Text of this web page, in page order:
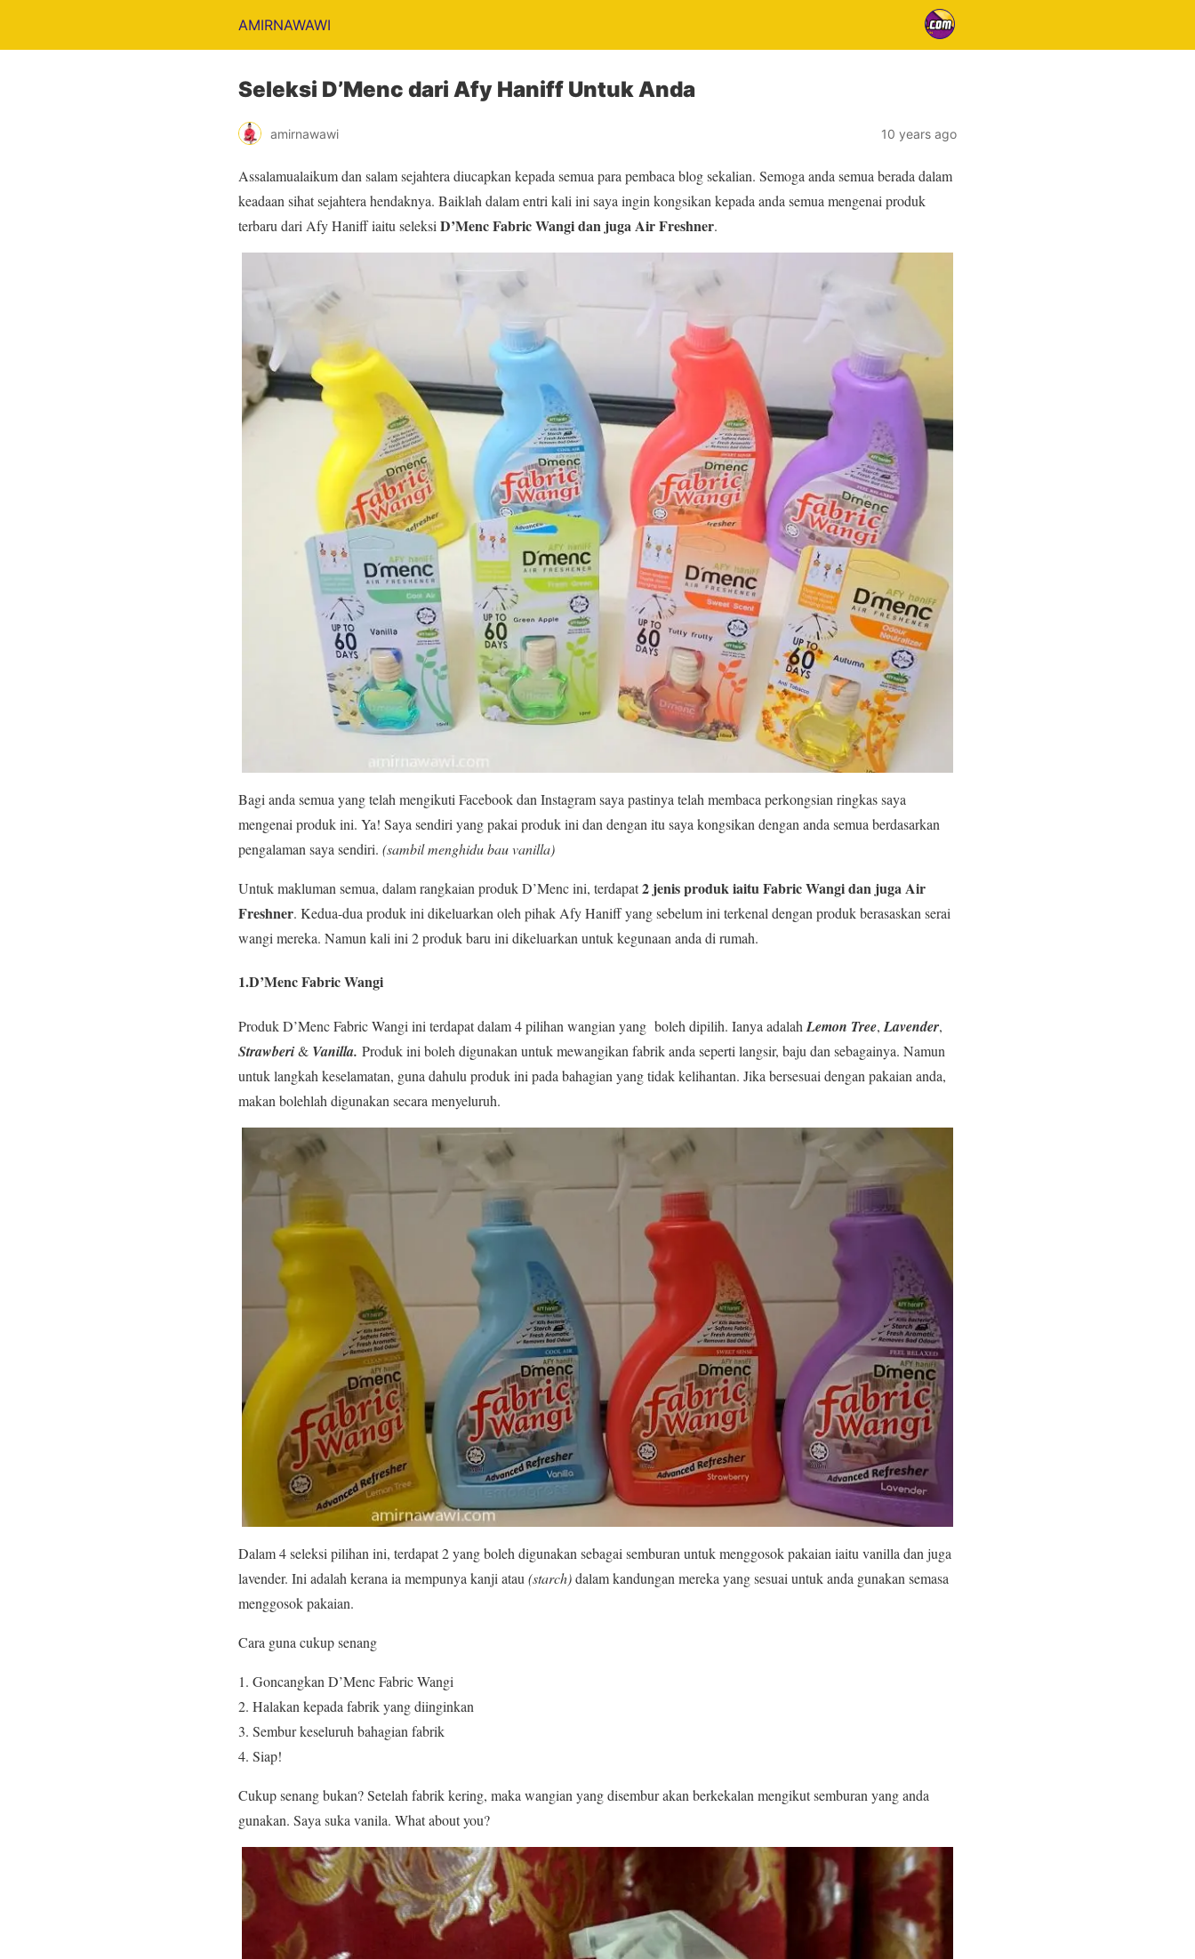
AMIRNAWAWI
Seleksi D’Menc dari Afy Haniff Untuk Anda
amirnawawi 10 years ago
Assalamualaikum dan salam sejahtera diucapkan kepada semua para pembaca blog sekalian. Semoga anda semua berada dalam
keadaan sihat sejahtera hendaknya. Baiklah dalam entri kali ini saya ingin kongsikan kepada anda semua mengenai produk
terbaru dari Afy Haniff iaitu seleksi D’Menc Fabric Wangi dan juga Air Freshner.
Bagi anda semua yang telah mengikuti Facebook dan Instagram saya pastinya telah membaca perkongsian ringkas saya
mengenai produk ini. Ya! Saya sendiri yang pakai produk ini dan dengan itu saya kongsikan dengan anda semua berdasarkan
pengalaman saya sendiri. (sambil menghidu bau vanilla)
Untuk makluman semua, dalam rangkaian produk D’Menc ini, terdapat2 jenis produk iaitu Fabric Wangi dan juga Air
Freshner. Kedua-dua produk ini dikeluarkan oleh pihak Afy Haniff yang sebelum ini terkenal dengan produk berasaskan serai
wangi mereka. Namun kali ini 2 produk baru ini dikeluarkan untuk kegunaan anda di rumah.
1.D’Menc Fabric Wangi
Produk D’Menc Fabric Wangi ini terdapat dalam 4 pilihan wangian yang boleh dipilih. Ianya adalah Lemon Tree, Lavender,
Strawberi& Vanilla. Produk ini boleh digunakan untuk mewangikan fabrik anda seperti langsir, baju dan sebagainya. Namun
untuk langkah keselamatan, guna dahulu produk ini pada bahagian yang tidak kelihantan. Jika bersesuai dengan pakaian anda,
makan bolehlah digunakan secara menyeluruh.
Dalam 4 seleksi pilihan ini, terdapat 2 yang boleh digunakan sebagai semburan untuk menggosok pakaian iaitu vanilla dan juga
lavender. Ini adalah kerana ia mempunya kanji atau (starch)dalam kandungan mereka yang sesuai untuk anda gunakan semasa
menggosok pakaian.
Cara guna cukup senang
Goncangkan D’Menc Fabric Wangi
Halakan kepada fabrik yang diinginkan
Sembur keseluruh bahagian fabrik
Siap!
Cukup senang bukan? Setelah fabrik kering, maka wangian yang disembur akan berkekalan mengikut semburan yang anda
gunakan. Saya suka vanila. What about you?